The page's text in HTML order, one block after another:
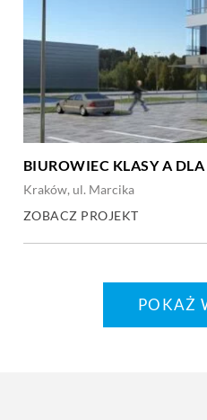
BIUROWIEC KLASY A
Kraków, ul. Marcika
ZOBACZ PROJEKT
POKAŻ